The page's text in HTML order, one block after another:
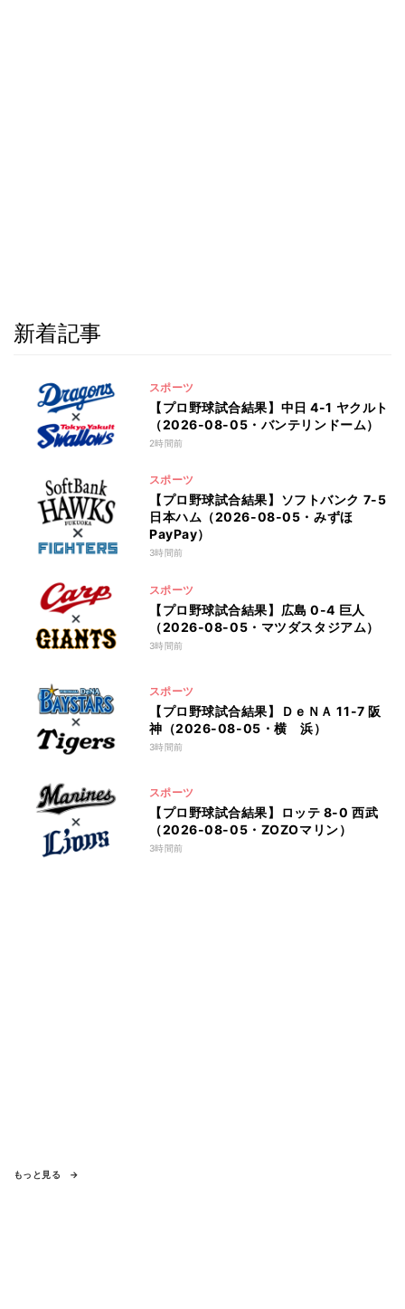
新着記事
スポーツ
【プロ野球試合結果】中日 4-1 ヤクルト
（2026-08-05・バンテリンドーム）
2時間前
スポーツ
【プロ野球試合結果】ソフトバンク 7-5
日本ハム（2026-08-05・みずほ
PayPay）
3時間前
スポーツ
【プロ野球試合結果】広島 0-4 巨人
（2026-08-05・マツダスタジアム）
3時間前
スポーツ
【プロ野球試合結果】ＤｅＮＡ 11-7 阪
神（2026-08-05・横 浜）
3時間前
スポーツ
【プロ野球試合結果】ロッテ 8-0 西武
（2026-08-05・ZOZOマリン）
3時間前
もっと見る